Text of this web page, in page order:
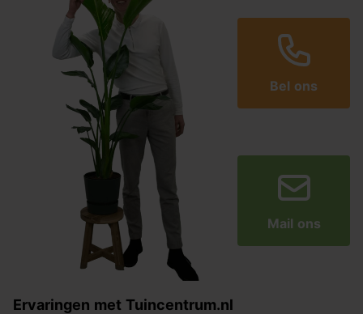
Bel ons
Mail ons
Ervaringen met Tuincentrum.nl